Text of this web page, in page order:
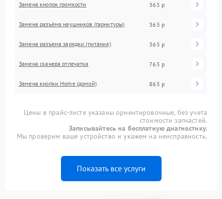
Замена кнопок громкости 365 р
Замена разъёма наушников (гарнитуры) 365 р
Замена разъема зарядки (питания) 365 р
Замена сканера отпечатка 765 р
Замена кнопки Home (домой) 865 р
Цены в прайс-листе указаны ориентировочные, без учета
стоимости запчастей.
Записывайтесь на бесплатную диагностику.
Мы проверим ваше устройство и укажем на неисправность.
Показать все услуги